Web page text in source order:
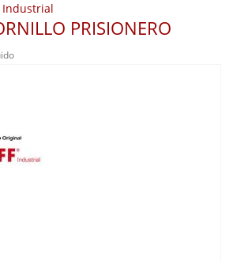
Industrial
PRISIONERO